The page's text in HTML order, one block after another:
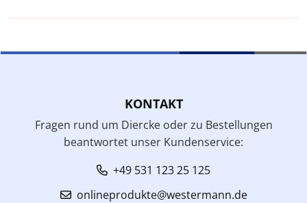
KONTAKT
Fragen rund um Diercke oder zu Bestellungen
beantwortet unser Kundenservice:
+49 531 123 25 125
onlineprodukte@westermann.de